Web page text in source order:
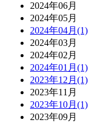
2024年06月
2024年05月
2024年04月(1)
2024年03月
2024年02月
2024年01月(1)
2023年12月(1)
2023年11月
2023年10月(1)
2023年09月